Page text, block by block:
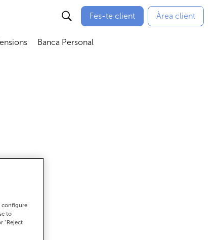
Fes-te client Àrea client
Abrir submenú
Banca Personal
configure
to
"Reject